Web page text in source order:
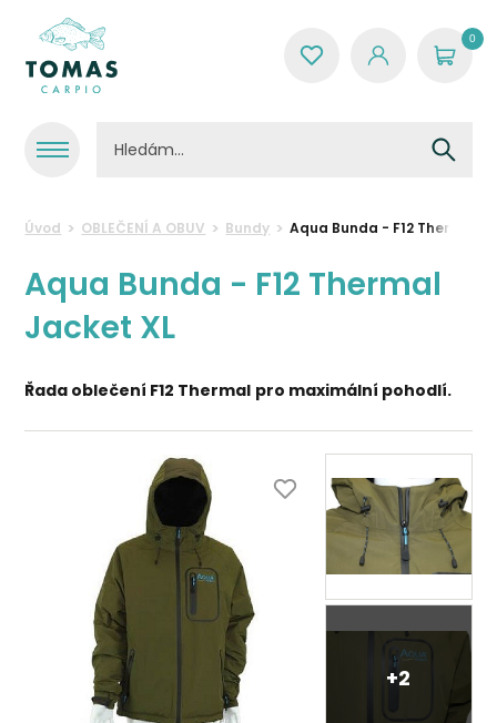
0
Úvod OBLEČENÍ A OBUV Bundy Aqua Bunda - F12 Thermal
Aqua Bunda - F12 Thermal
Jacket XL
Řada oblečení F12 Thermal pro maximální pohodlí.
+2